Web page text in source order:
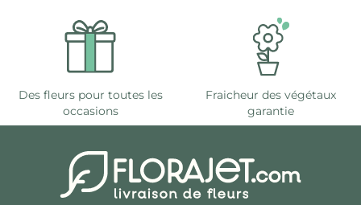
Des fleurs pour toutes les
occasions
Fraicheur des végétaux
garantie